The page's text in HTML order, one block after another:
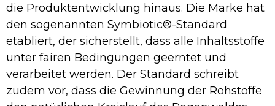
die Produktentwicklung hinaus. Die Marke hat
den sogenannten Symbiotic®-Standard
etabliert, der sicherstellt, dass alle Inhaltsstoffe
unter fairen Bedingungen geerntet und
verarbeitet werden. Der Standard schreibt
zudem vor, dass die Gewinnung der Rohstoffe